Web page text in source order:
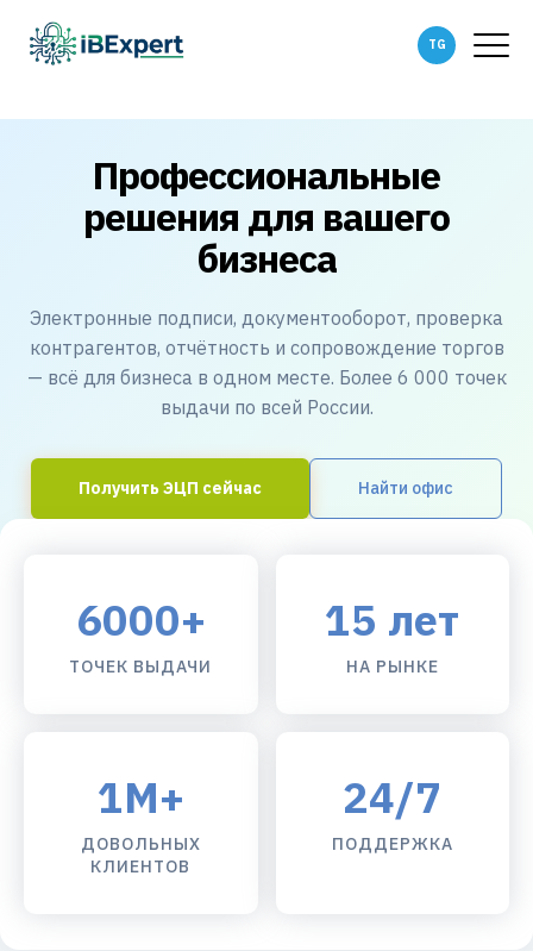
Профессиональные
решения для вашего
бизнеса
Электронные подписи, документооборот, проверка
контрагентов, отчётность и сопровождение торгов
— всё для бизнеса в одном месте. Более 6 000 точек
выдачи по всей России.
Получить ЭЦП сейчас Найти офис
6000+
ТОЧЕК ВЫДАЧИ
15 лет
НА РЫНКЕ
1М+
ДОВОЛЬНЫХ
КЛИЕНТОВ
24/7
ПОДДЕРЖКА